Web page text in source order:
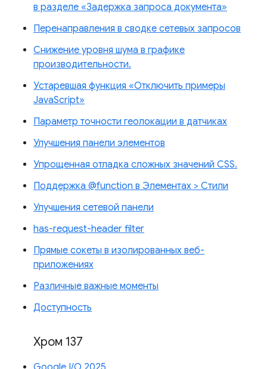
в разделе «Задержка запроса документа»
Перенаправления в сводке сетевых запросов
Снижение уровня шума в графике
производительности.
Устаревшая функция «Отключить примеры
JavaScript»
Параметр точности геолокации в датчиках
Улучшения панели элементов
Упрощенная отладка сложных значений CSS.
Поддержка @function в Элементах > Стили
Улучшения сетевой панели
has-request-header filter
Прямые сокеты в изолированных веб-
приложениях
Различные важные моменты
Доступность
Хром 137